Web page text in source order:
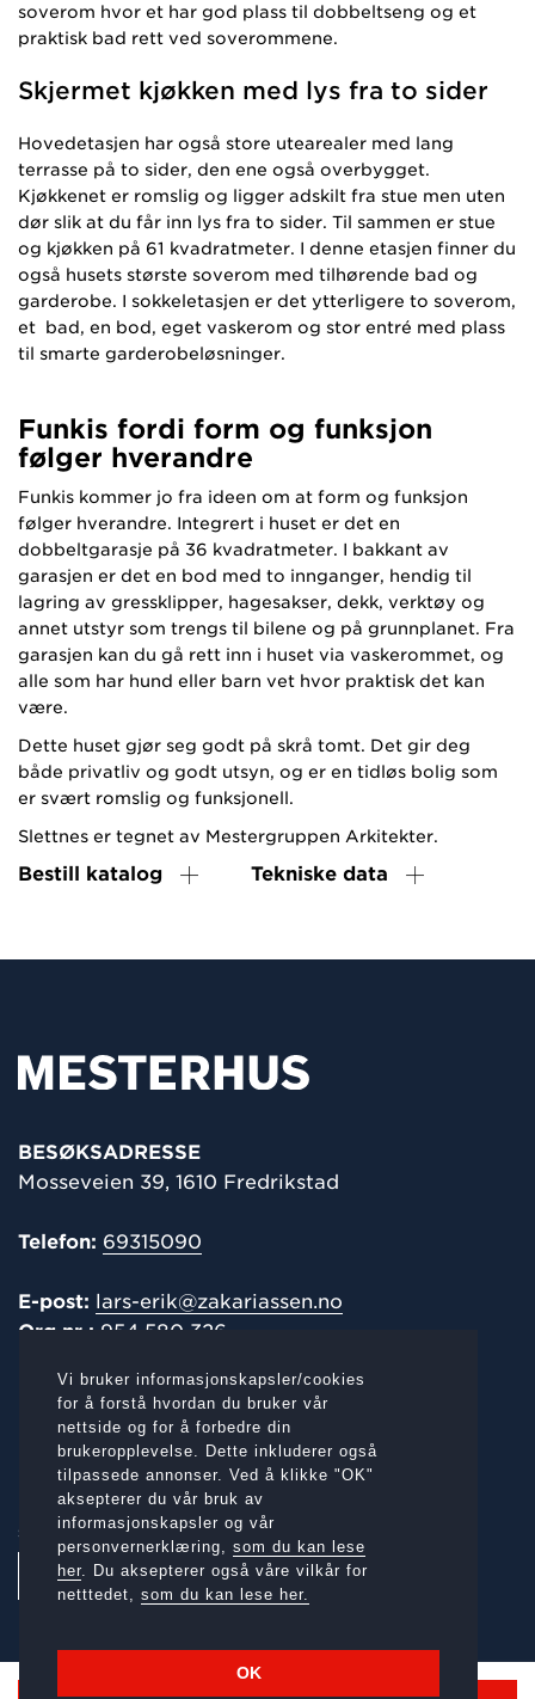
Vi bruker informasjonskapsler/cookies
for å forstå hvordan du bruker vår
nettside og for å forbedre din
brukeropplevelse. Dette inkluderer også
tilpassede annonser. Ved å klikke "OK"
aksepterer du vår bruk av
informasjonskapsler og vår
personvernerklæring, som du kan lese
her . Du aksepterer også våre vilkår for
netttedet, som du kan lese her.
OK
soverom hvor et har god plass til dobbeltseng og et
praktisk bad rett ved soverommene.
Skjermet kjøkken med lys fra to sider
Hovedetasjen har også store utearealer med lang
terrasse på to sider, den ene også overbygget.
Kjøkkenet er romslig og ligger adskilt fra stue men uten
dør slik at du får inn lys fra to sider. Til sammen er stue
og kjøkken på 61 kvadratmeter. I denne etasjen finner du
også husets største soverom med tilhørende bad og
garderobe. I sokkeletasjen er det ytterligere to soverom,
et bad, en bod, eget vaskerom og stor entré med plass
til smarte garderobeløsninger.
Funkis fordi form og funksjon
følger hverandre
Funkis kommer jo fra ideen om at form og funksjon
følger hverandre. Integrert i huset er det en
dobbeltgarasje på 36 kvadratmeter. I bakkant av
garasjen er det en bod med to innganger, hendig til
lagring av gressklipper, hagesakser, dekk, verktøy og
annet utstyr som trengs til bilene og på grunnplanet. Fra
garasjen kan du gå rett inn i huset via vaskerommet, og
alle som har hund eller barn vet hvor praktisk det kan
være.
Dette huset gjør seg godt på skrå tomt. Det gir deg
både privatliv og godt utsyn, og er en tidløs bolig som
er svært romslig og funksjonell.
Slettnes er tegnet av Mestergruppen Arkitekter.
Bestill katalog Tekniske data
BESØKSADRESSE
Mosseveien 39, 1610 Fredrikstad
Telefon: 69315090
E-post: lars-erik@zakariassen.no
Org.nr.: 954 580 326
POST-/FAKTURAADRESSE
Mosseveien 39, 1610 Fredrikstad
SOSIALE MEDIER: